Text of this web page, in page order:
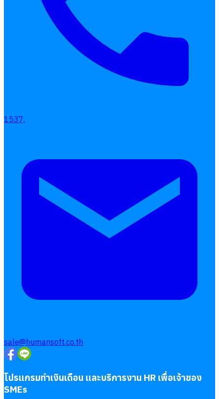
ลางาน
โอที
เบี้ยขยัน
แบบฟอร์มประเมินพนักงาน
บริการรับทำเงินเดือน
1537,
sale@humansoft.co.th
โปรแกรมทำเงินเดือน และบริการงาน HR เพื่อเจ้าของ
SMEs